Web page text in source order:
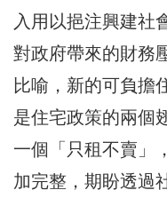
入用以挹注興建社
對政府帶來的財務
比喻，新的可負擔
是住宅政策的兩個
一個「只租不賣」
加完整，期盼透過